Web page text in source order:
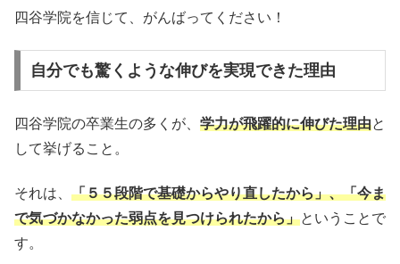
四谷学院を信じて、がんばってください！
自分でも驚くような伸びを実現できた理由
四谷学院の卒業生の多くが、 学力が飛躍的に伸びた理由と
して挙げること。
それは、 「５５段階で基礎からやり直したから」、「今ま
で気づかなかった弱点を見つけられたから」ということで
す。